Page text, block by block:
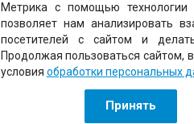
Метрика с помощью технологии
позволяет нам анализировать
посетителей с сайтом и
Продолжая пользоваться сайтом,
условия обработки персональных
Принять
Метрика с помощью технологии
позволяет нам анализировать
посетителей с сайтом и
Продолжая пользоваться сайтом,
условия обработки персональных
Принять